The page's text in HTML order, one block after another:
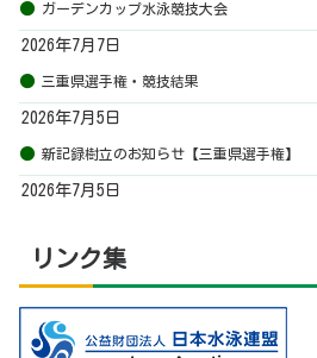
ガーデンカップ水泳競技大会
2026年7月7日
三重県選手権・競技結果
2026年7月5日
新記録樹立のお知らせ【三重県選手権】
2026年7月5日
リンク集